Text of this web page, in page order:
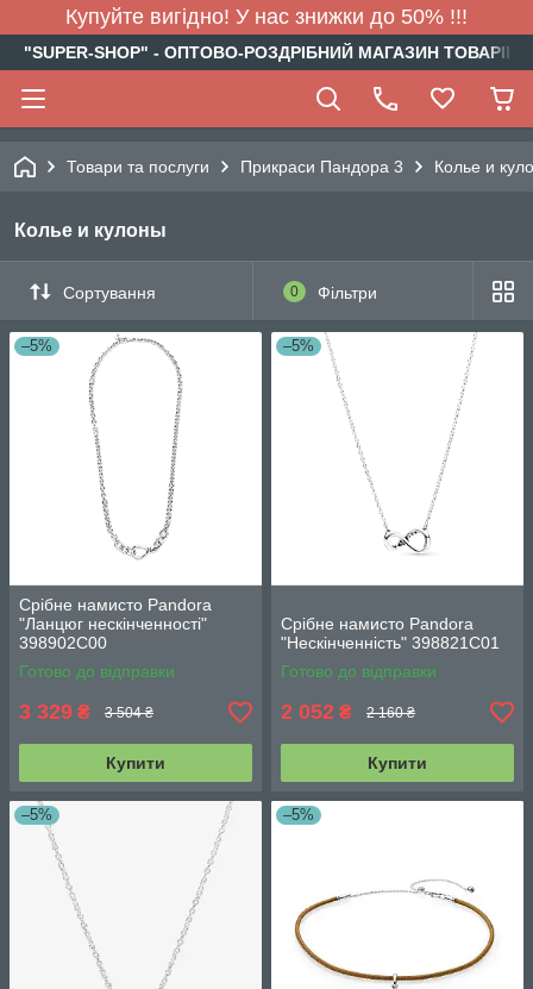
Купуйте вигідно! У нас знижки до 50% !!!
"SUPER-SHOP" - ОПТОВО-РОЗДРІБНИЙ МАГАЗИН
Товари та послуги Прикраси Пандора 3 Колье и
Колье и кулоны
Сортування 0 Фільтри
–5%
Срібне намисто Pandora
"Ланцюг нескінченності"
398902C00
Готово до відправки
3 329 ₴ 3 504 ₴
Купити
–5%
Срібне намисто Pandora
"Нескінченність" 398821C01
Готово до відправки
2 052 ₴ 2 160 ₴
Купити
–5% –5%